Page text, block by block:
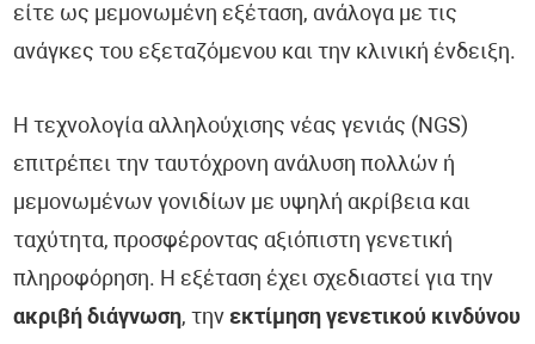
είτε ως μεμονωμένη εξέταση, ανάλογα με τις
ανάγκες του εξεταζόμενου και την κλινική ένδειξη.
Η τεχνολογία αλληλούχισης νέας γενιάς (NGS)
επιτρέπει την ταυτόχρονη ανάλυση πολλών ή
μεμονωμένων γονιδίων με υψηλή ακρίβεια και
ταχύτητα, προσφέροντας αξιόπιστη γενετική
πληροφόρηση. Η εξέταση έχει σχεδιαστεί για την
ακριβή διάγνωση, τηνεκτίμηση γενετικού κινδύνου